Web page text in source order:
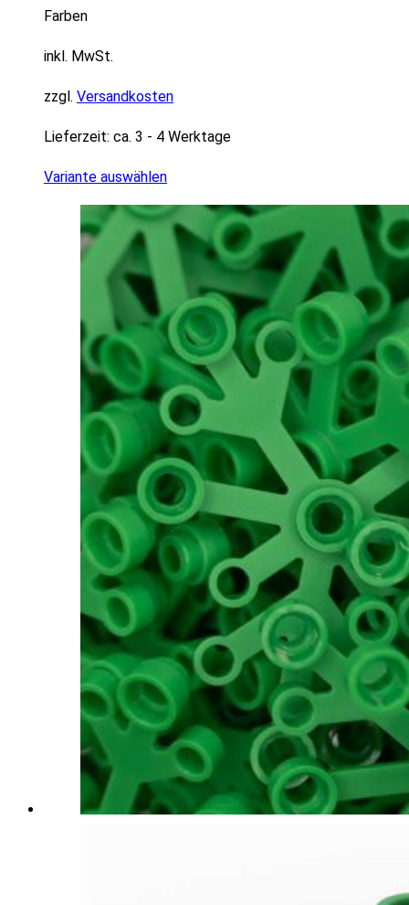
Farben
inkl. MwSt.
zzgl. Versandkosten
Lieferzeit: ca. 3 - 4 Werktage
Variante auswählen